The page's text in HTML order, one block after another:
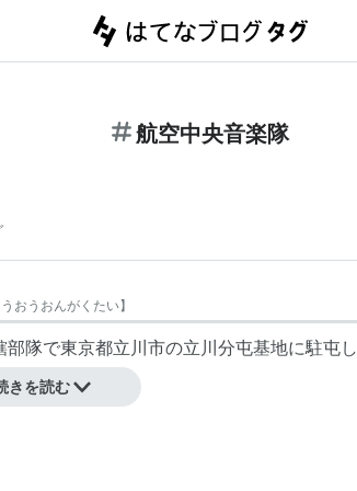
航空中央音楽隊
おうおんがくたい】
隊で東京都立川市の立川分屯基地に駐屯し
きを読む